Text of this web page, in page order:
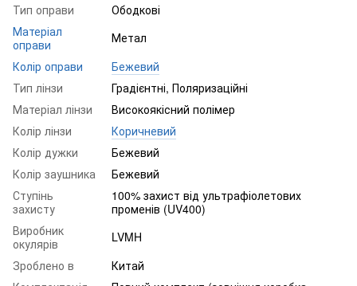
Тип оправи
Ободкові
Матеріал
оправи
Метал
Колір оправи
Бежевий
Тип лінзи
Градієнтні, Поляризаційні
Матеріал лінзи
Високоякісний полімер
Колір лінзи
Коричневий
Колір дужки
Бежевий
Колір заушника
Бежевий
Ступінь
захисту
100% захист від ультрафіолетових
променів (UV400)
Виробник
окулярів
LVMH
Зроблено в
Китай